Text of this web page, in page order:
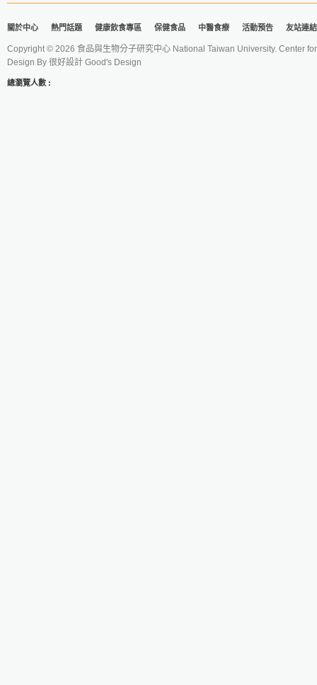
關於中心 熱門話題 健康飲食專區 保健食品 中醫食療 活動預告 友站連結
Copyright © 2026 食品與生物分子研究中心 National Taiwan University. Center
Design By 很好設計 Good's Design
總瀏覽人數 :